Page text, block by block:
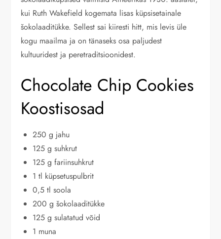
kui Ruth Wakefield kogemata lisas küpsisetainale
šokolaaditükke. Sellest sai kiiresti hitt, mis levis üle
kogu maailma ja on tänaseks osa paljudest
kultuuridest ja peretraditsioonidest.
Chocolate Chip Cookies
Koostisosad
250 g jahu
125 g suhkrut
125 g fariinsuhkrut
1 tl küpsetuspulbrit
0,5 tl soola
200 g šokolaaditükke
125 g sulatatud võid
1 muna